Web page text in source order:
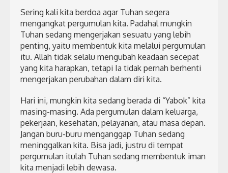
Sering kali kita berdoa agar Tuhan segera
mengangkat pergumulan kita. Padahal mungkin
Tuhan sedang mengerjakan sesuatu yang lebih
penting, yaitu membentuk kita melalui pergumulan
itu. Allah tidak selalu mengubah keadaan secepat
yang kita harapkan, tetapi Ia tidak pernah berhenti
mengerjakan perubahan dalam diri kita.
Hari ini, mungkin kita sedang berada di “Yabok” kita
masing-masing. Ada pergumulan dalam keluarga,
pekerjaan, kesehatan, pelayanan, atau masa depan.
Jangan buru-buru menganggap Tuhan sedang
meninggalkan kita. Bisa jadi, justru di tempat
pergumulan itulah Tuhan sedang membentuk iman
kita menjadi lebih dewasa.